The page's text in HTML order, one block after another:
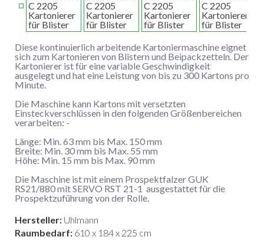
Diese kontinuierlich arbeitende Kartoniermaschine eignet
sich zum Kartonieren von Blistern und Beipackzetteln. Der
Kartonierer ist für eine variable Geschwindigkeit
ausgelegt und hat eine Leistung von bis zu 300 Kartons pro
Minute.
Die Maschine kann Kartons mit versetzten
Einsteckverschlüssen in den folgenden Größenbereichen
verarbeiten: -
Länge: Min. 63 mm bis Max. 150 mm
Breite: Min. 30 mm bis Max. 55 mm
Höhe: Min. 15 mm bis Max. 90 mm
Die Maschine ist mit einem Prospektfalzer GUK
RS21/880 mit SERVO RST 21-1 ausgestattet für die
Prospektzuführung von der Rolle.
Hersteller: Uhlmann
Raumbedarf: 610 x 184 x 225 cm